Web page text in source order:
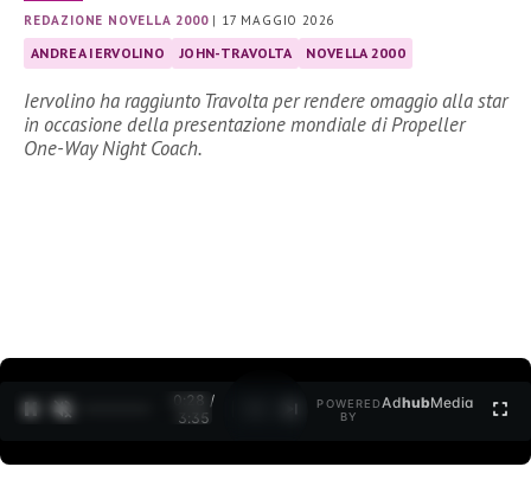
REDAZIONE NOVELLA 2000| 17 MAGGIO 2026
ANDREA IERVOLINO JOHN-TRAVOLTA NOVELLA 2000
Iervolino ha raggiunto Travolta per rendere omaggio alla star
in occasione della presentazione mondiale di Propeller
One-Way Night Coach.
0:29 /
3:35
POWERED
BY
AdhubMedia